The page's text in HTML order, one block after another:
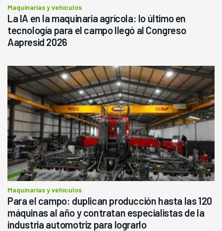
Maquinarias y vehículos
La IA en la maquinaria agrícola: lo último en
tecnología para el campo llegó al Congreso
Aapresid 2026
Maquinarias y vehículos
Para el campo: duplican producción hasta las 120
máquinas al año y contratan especialistas de la
industria automotriz para lograrlo